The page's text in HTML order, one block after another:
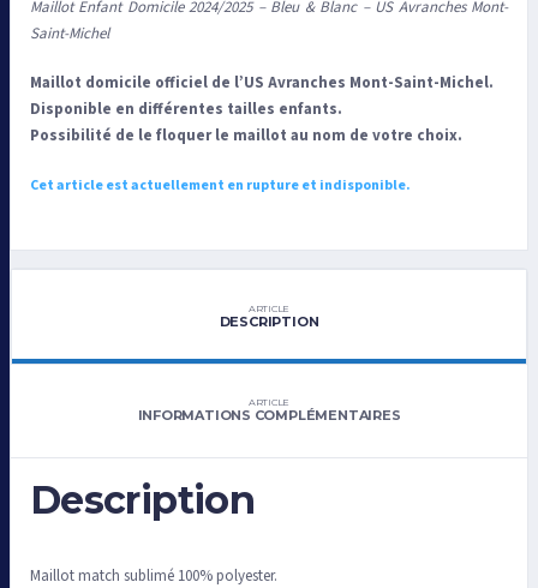
Maillot Enfant Domicile 2024/2025 – Bleu & Blanc – US Avranches Mont-
Saint-Michel
Maillot domicile officiel de l’US Avranches Mont-Saint-Michel.
Disponible en différentes tailles enfants.
Possibilité de le floquer le maillot au nom de votre choix.
Cet article est actuellement en rupture et indisponible.
ARTICLE
DESCRIPTION
ARTICLE
INFORMATIONS COMPLÉMENTAIRES
Description
Maillot match sublimé 100% polyester.